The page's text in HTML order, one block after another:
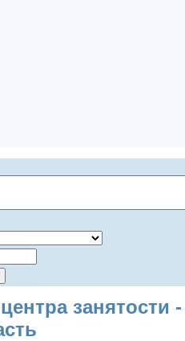
занятости -